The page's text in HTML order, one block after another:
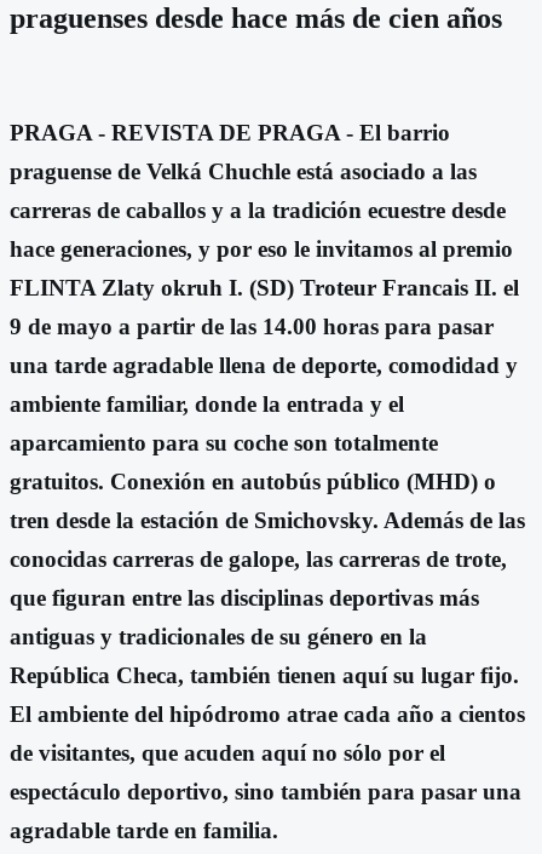
praguenses desde hace más de cien años
PRAGA - REVISTA DE PRAGA - El barrio
praguense de Velká Chuchle está asociado a las
carreras de caballos y a la tradición ecuestre desde
hace generaciones, y por eso le invitamos al premio
FLINTA Zlaty okruh I. (SD) Troteur Francais II. el
9 de mayo a partir de las 14.00 horas para pasar
una tarde agradable llena de deporte, comodidad y
ambiente familiar, donde la entrada y el
aparcamiento para su coche son totalmente
gratuitos. Conexión en autobús público (MHD) o
tren desde la estación de Smichovsky. Además de las
conocidas carreras de galope, las carreras de trote,
que figuran entre las disciplinas deportivas más
antiguas y tradicionales de su género en la
República Checa, también tienen aquí su lugar fijo.
El ambiente del hipódromo atrae cada año a cientos
de visitantes, que acuden aquí no sólo por el
espectáculo deportivo, sino también para pasar una
agradable tarde en familia.